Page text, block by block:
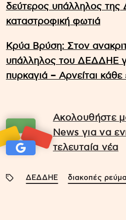
δεύτερος υπάλληλος
καταστροφική φωτιά
Κρύα Βρύση: Στον
υπάλληλος του ΔΕΔΔΗΕ
πυρκαγιά – Αρνείται κάθε
Ακολουθήστε
News για να
τελευταία νέα
ΔΕΔΔΗΕ διακοπές